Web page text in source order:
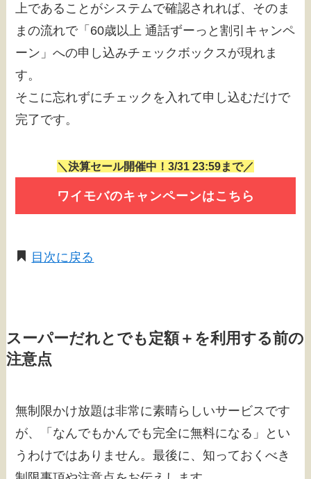
上であることがシステムで確認されれば、そのま
まの流れで「60歳以上 通話ずーっと割引キャンペ
ーン」への申し込みチェックボックスが現れま
す。
そこに忘れずにチェックを入れて申し込むだけで
完了です。
＼決算セール開催中！3/31 23:59まで／
ワイモバのキャンペーンはこちら
目次に戻る
スーパーだれとでも定額＋を利用する前の
注意点
無制限かけ放題は非常に素晴らしいサービスです
が、「なんでもかんでも完全に無料になる」とい
うわけではありません。最後に、知っておくべき